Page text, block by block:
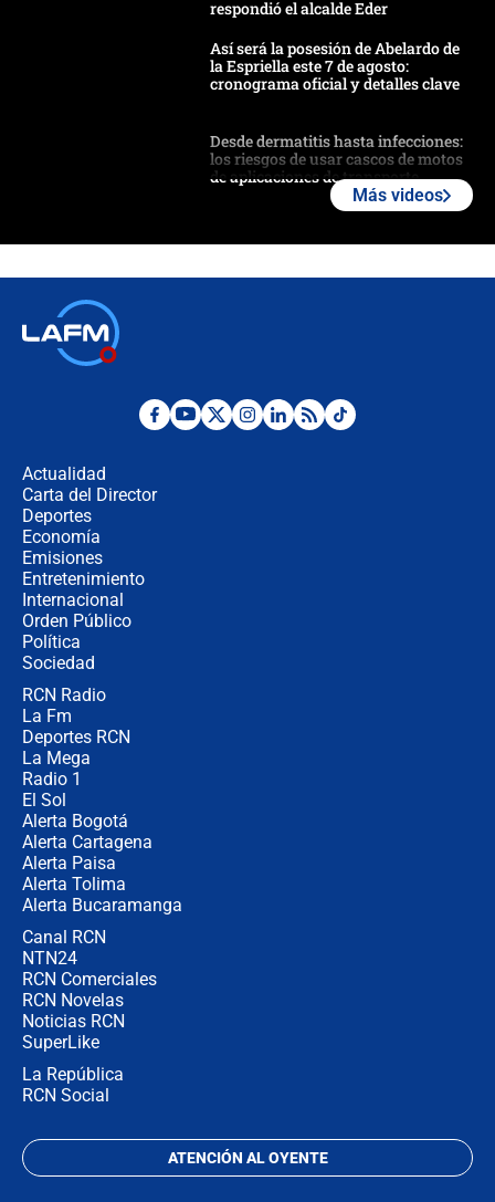
respondió el alcalde Eder
Así será la posesión de Abelardo de
la Espriella este 7 de agosto:
cronograma oficial y detalles clave
Desde dermatitis hasta infecciones:
los riesgos de usar cascos de motos
de aplicaciones de transporte
Posesión de Abelardo De La Espriella
Más videos
Actualidad
Carta del Director
Deportes
Economía
Emisiones
Entretenimiento
Internacional
Orden Público
Política
Sociedad
RCN Radio
La Fm
Deportes RCN
La Mega
Radio 1
El Sol
Alerta Bogotá
Alerta Cartagena
Alerta Paisa
Alerta Tolima
Alerta Bucaramanga
Canal RCN
NTN24
RCN Comerciales
RCN Novelas
Noticias RCN
SuperLike
La República
RCN Social
ATENCIÓN AL OYENTE